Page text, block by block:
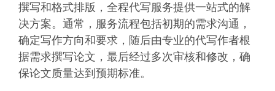
撰写和格式排版，全程代写服务提供一站式的解
决方案。通常，服务流程包括初期的需求沟通，
确定写作方向和要求，随后由专业的代写作者根
据需求撰写论文，最后经过多次审核和修改，确
保论文质量达到预期标准。